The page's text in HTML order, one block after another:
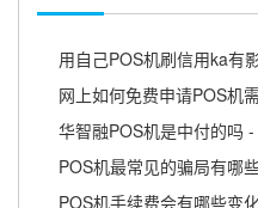
华智融POS机是中付的吗
POS机最常见的骗局有哪
POS机手续费会有哪些变